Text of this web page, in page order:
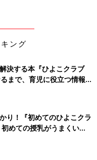
ング
決する本『ひよこクラブ
まで、育児に役立つ情報が
り！『初めてのひよこクラ
めての授乳がうまくい
本と夏のトラブル 解決テ